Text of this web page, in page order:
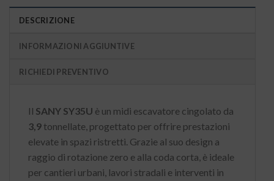
DESCRIZIONE
INFORMAZIONI AGGIUNTIVE
RICHIEDI PREVENTIVO
Il SANY SY35U è un midi escavatore cingolato da
3,9 tonnellate, progettato per offrire prestazioni
elevate in spazi ristretti. Grazie al suo design a
raggio di rotazione zero e alla coda corta, è ideale
per cantieri urbani, lavori stradali e interventi in